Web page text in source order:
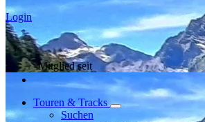
Login
Mitglied seit
Touren & Tracks
Suchen